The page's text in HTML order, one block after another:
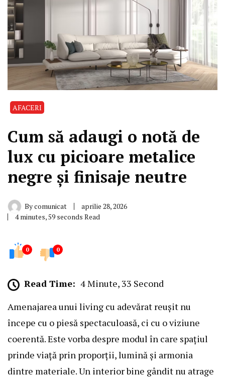
AFACERI
Cum să adaugi o notă de
lux cu picioare metalice
negre și finisaje neutre
Bycomunicat
aprilie 28, 2026
4 minutes, 59 seconds Read
0 0
Read Time: 4 Minute, 33 Second
Amenajarea unui living cu adevărat reușit nu
începe cu o piesă spectaculoasă, ci cu o viziune
coerentă. Este vorba despre modul în care spațiul
prinde viață prin proporții, lumină și armonia
dintre materiale. Un interior bine gândit nu atrage